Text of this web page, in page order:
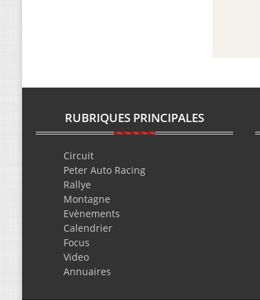
RUBRIQUES PRINCIPALES
Circuit
Peter Auto Racing
Rallye
Montagne
Evènements
Calendrier
Focus
Video
Annuaires